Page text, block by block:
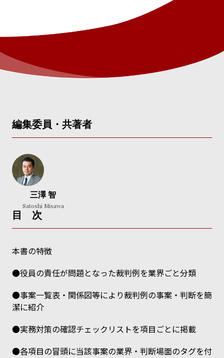
編集委員・共著者
三澤 智
Satoshi Misawa
目 次
本書の特徴
●役員の責任が問題となった裁判例を業界ごと分類
●事案一覧表・関係図等により裁判例の事案・判断を簡
潔に紹介
●実務対策の確認チェックリストを項目ごとに掲載
●各項目の冒頭に当該事案の業界・判断場面のタグを付